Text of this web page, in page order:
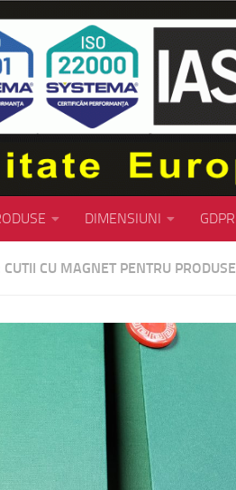
DIMENSIUNI GDPR
CUTII CU MAGNET PENTRU PRODUSE